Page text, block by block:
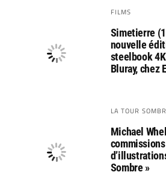
FILMS
Simetierre
nouvelle
steelbook
Bluray, chez
LA TOUR
Michael
Sombre »